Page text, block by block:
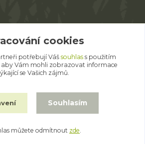
na
Eshop-rychle.cz
cookies
potřebují Váš souhlass použitím
aby Vám mohli zobrazovat informace
se Vašich zájmů.
Souhlasím
můžete odmítnout zde